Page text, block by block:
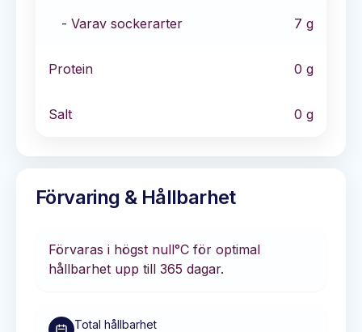
- Varav sockerarter 7 g
Protein 0 g
Salt 0 g
Förvaring & Hållbarhet
Förvaras i högst null°C för optimal
hållbarhet upp till 365 dagar.
Total hållbarhet